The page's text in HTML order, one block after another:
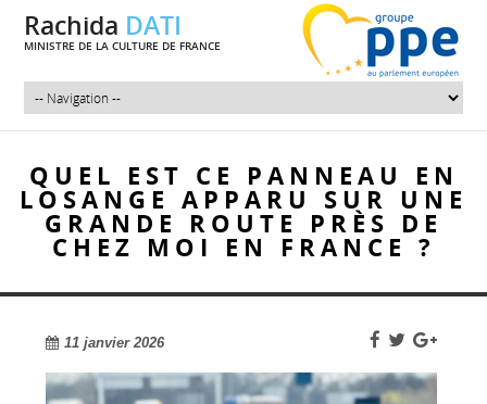
Rachida DATI
MINISTRE DE LA CULTURE DE FRANCE
QUEL EST CE PANNEAU EN
LOSANGE APPARU SUR UNE
GRANDE ROUTE PRÈS DE
CHEZ MOI EN FRANCE ?
11 janvier 2026